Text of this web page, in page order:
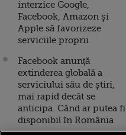
interzice Google,
Facebook, Amazon şi
Apple să favorizeze
serviciile proprii
Facebook anunţă
extinderea globală a
serviciului său de ştiri,
mai rapid decât se
anticipa. Când ar putea fi
disponibil în România